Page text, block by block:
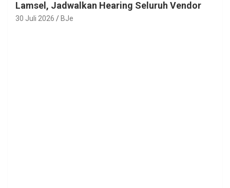
Lamsel, Jadwalkan Hearing Seluruh Vendor
30 Juli 2026 BJe